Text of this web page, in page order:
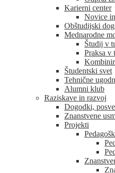
Karierni center
Novice
Obštudijski
Mednarodne
Študij v
Praksa v
Študentski svet
Tehnične
Alumni klub
Raziskave in razvoj
Dogodki,
Znanstvene
Projekti